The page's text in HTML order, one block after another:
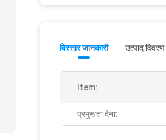
विस्तार जानकारी उत्पाद विवरण
Item:
प्रमुखता देना: